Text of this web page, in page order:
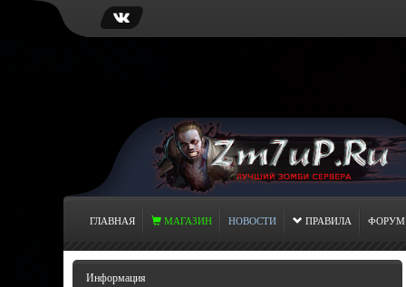
ГЛАВНАЯ МАГАЗИН НОВОСТИ ПРАВИЛА ФОРУМ
Информация